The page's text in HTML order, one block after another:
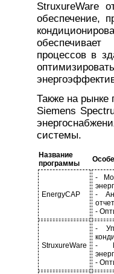
StruxureWare
обеспечение,
процессов в
Также на рынке
Siemens
системы.
Название
программы
EnergyCAP
-
-
-
StruxureWare
-
-
-